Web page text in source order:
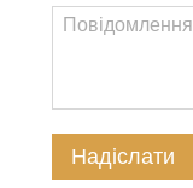
Надіслати